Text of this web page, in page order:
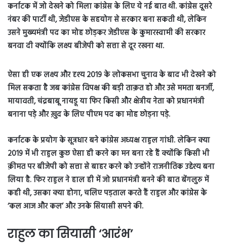
कर्नाटक में जो देखने को मिला कांग्रेस के लिए ये नई बात थी. कांग्रेस दूसरे
नंबर की पार्टी थी, जेडीएस के सहयोग से सरकार बना सकती थी, लेकिन
उसने मुख्यमंत्री पद का मोह छोड़कर जेडीएस के कुमारस्वामी की सरकार
बनवा दी क्योंकि लक्ष्य बीजेपी को सत्ता से दूर रखना था.
ऐसा ही एक लक्ष्य और दृश्य 2019 के लोकसभा चुनाव के बाद भी देखने को
मिल सकता है जब कांग्रेस विपक्ष की बड़ी ताक़त हो और उसे ममता बनर्जी,
मायावती, चंद्रबाबू नायडू या फिर किसी और क्षेत्रीय नेता को प्रधानमंत्री
बनाना पड़े और ख़ुद के लिए पीएम पद का मोह छोड़ना पड़े.
कर्नाटक के प्रयोग के सूत्रधार बने कांग्रेस अध्यक्ष राहुल गांधी. लेकिन क्या
2019 में भी राहुल कुछ ऐसा ही करने का मन बना रहे हैं क्योंकि किसी भी
क़ीमत पर बीजेपी को सत्ता से बाहर करने को उन्होंने राजनीतिक उद्देश्य बना
लिया है. फिर राहुल ने हाल ही में जो प्रधानमंत्री बनने की बात बेंगलुरु में
कही थी, उसका क्या होगा, चलिए पड़ताल करते हैं राहुल और कांग्रेस के
‘कल आज और कल’ और उनके सियासी सपने की.
राहुल का सियासी ‘आरंभ’